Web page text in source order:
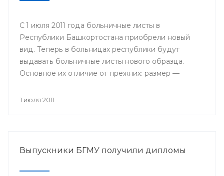
С 1 июля 2011 года больничные листы в
Республики Башкортостана приобрели новый
вид. Теперь в больницах республики будут
выдавать больничные листы нового образца.
Основное их отличие от прежних: размер —
поля на голубом поле, в центре размещается
работу, страховой стаж и средний заработок.
1 июля 2011
Выпускники БГМУ получили дипломы